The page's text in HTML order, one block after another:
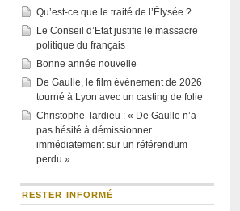
Qu’est-ce que le traité de l’Élysée ?
Le Conseil d’Etat justifie le massacre
politique du français
Bonne année nouvelle
De Gaulle, le film événement de 2026
tourné à Lyon avec un casting de folie
Christophe Tardieu : « De Gaulle n’a
pas hésité à démissionner
immédiatement sur un référendum
perdu »
RESTER INFORMÉ